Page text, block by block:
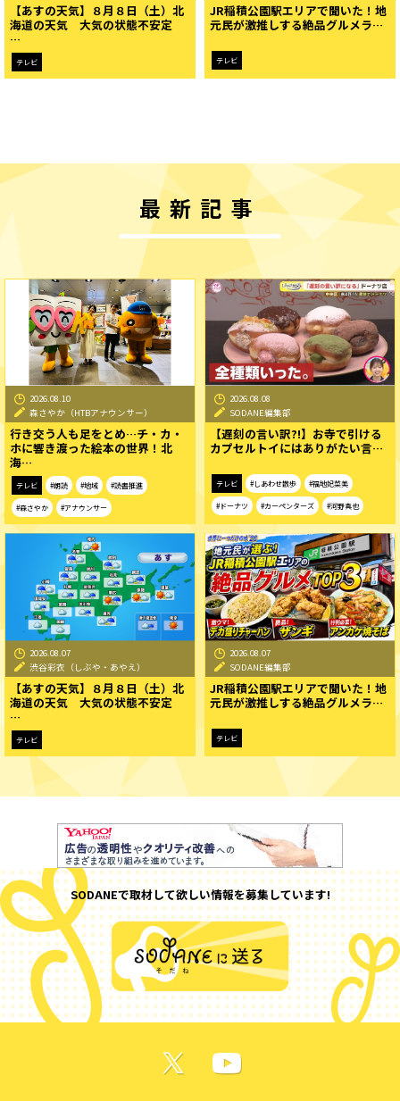
【あすの天気】８月８日（土）北
海道の天気 大気の状態不安定
…
テレビ
JR稲積公園駅エリアで聞いた！地
元民が激推しする絶品グルメラ…
テレビ
最新記事
2026.08.10
森さやか（HTBアナウンサー）
行き交う人も足をとめ…チ・カ・
ホに響き渡った絵本の世界！北
海…
テレビ #朗読 #地域 #読書推進
#森さやか #アナウンサー
2026.08.08
SODANE編集部
【遅刻の言い訳?!】お寺で引ける
カプセルトイにはありがたい言…
テレビ #しあわせ散歩 #福地妃菜美
#ドーナツ #カーペンターズ #河野真也
2026.08.07
渋谷彩衣（しぶや・あやえ）
【あすの天気】８月８日（土）北
海道の天気 大気の状態不安定
…
テレビ
2026.08.07
SODANE編集部
JR稲積公園駅エリアで聞いた！地
元民が激推しする絶品グルメラ…
テレビ
SODANEで取材して欲しい情報を募集しています!